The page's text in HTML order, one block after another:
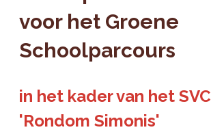
voor het Groene
Schoolparcours
in het kader van het
'Rondom Simonis'